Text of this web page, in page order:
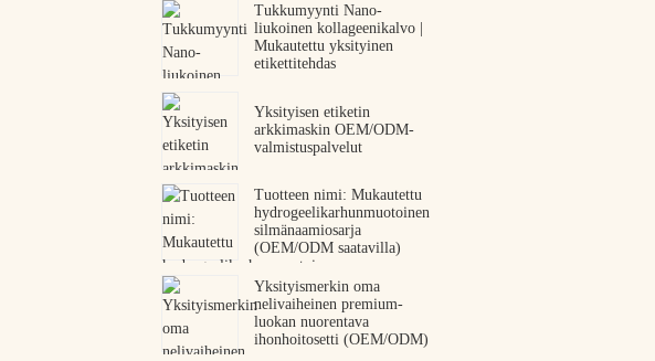
Tukkumyynti Nano-
liukoinen kollageenikalvo |
Mukautettu yksityinen
etikettitehdas
Yksityisen etiketin
arkkimaskin OEM/ODM-
valmistuspalvelut
Tuotteen nimi: Mukautettu
hydrogeelikarhunmuotoinen
silmänaamiosarja
(OEM/ODM saatavilla)
Yksityismerkin oma
nelivaiheinen premium-
luokan nuorentava
ihonhoitosetti (OEM/ODM)